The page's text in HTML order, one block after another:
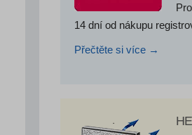
14 dní od nákupu
Přečtěte si více →